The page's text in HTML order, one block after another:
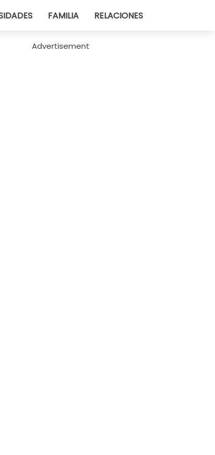
FAMILIA RELACIONES
Advertisement